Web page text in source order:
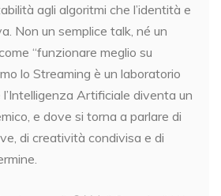
agli algoritmi che l’identità e
Non un semplice talk, né un
“funzionare meglio su
lo Streaming è un laboratorio
Artificiale diventa un
e dove si torna a parlare di
di creatività condivisa e di